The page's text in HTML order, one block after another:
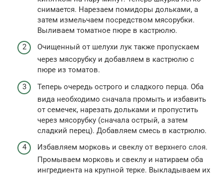
снимается. Нарезаем помидоры дольками, а
затем измельчаем посредством мясорубки.
Выливаем томатное пюре в кастрюлю.
Очищенный от шелухи лук также пропускаем
через мясорубку и добавляем в кастрюлю с
пюре из томатов.
Теперь очередь острого и сладкого перца. Оба
вида необходимо сначала промыть и избавить
от семечек, нарезать дольками и пропустить
через мясорубку (сначала острый, а затем
сладкий перец). Добавляем смесь в кастрюлю.
Избавляем морковь и свеклу от верхнего слоя.
Промываем морковь и свеклу и натираем оба
ингредиента на крупной терке. Выкладываем их